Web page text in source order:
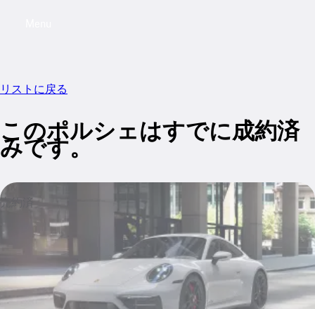
リストに戻る
このポルシェはすでに成約済
みです。
売約済